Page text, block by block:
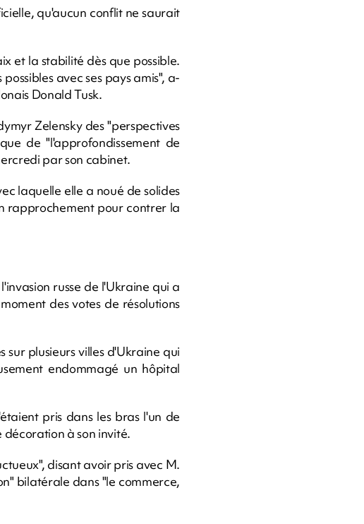
qu'aucun conflit ne saurait
et la stabilité dès que possible.
avec ses pays amis", a-
Donald Tusk.
Zelensky des "perspectives
de "l'approfondissement de
par son cabinet.
laquelle elle a noué de solides
rapprochement pour contrer la
russe de l'Ukraine qui a
des votes de résolutions
sur plusieurs villes d'Ukraine qui
endommagé un hôpital
pris dans les bras l'un de
à son invité.
disant avoir pris avec M.
bilatérale dans "le commerce,